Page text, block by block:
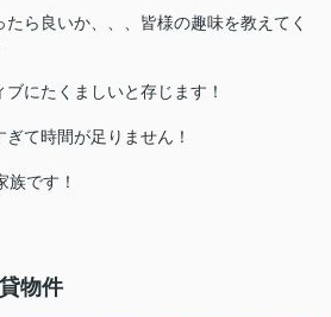
たら良いか、、、皆様の趣味を教えてく
ブにたくましいと存じます！
ぎて時間が足りません！
族です！
物件